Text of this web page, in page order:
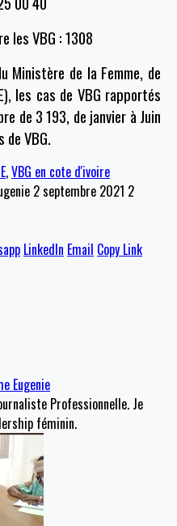
les VBG : 1308
Ministère de la Femme, de
les cas de VBG rapportés
de 3 193, de janvier à Juin
VBG.
,VBG en cote d'ivoire
2 septembre 2021 2
LinkedIn Email Copy Link
Eugenie
Professionnelle. Je
féminin.